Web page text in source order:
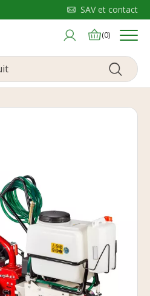
SAV et contact
(0) Menu